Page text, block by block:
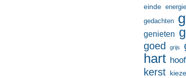
einde energie
gedachten
genieten
goed grijs
hart
kerst